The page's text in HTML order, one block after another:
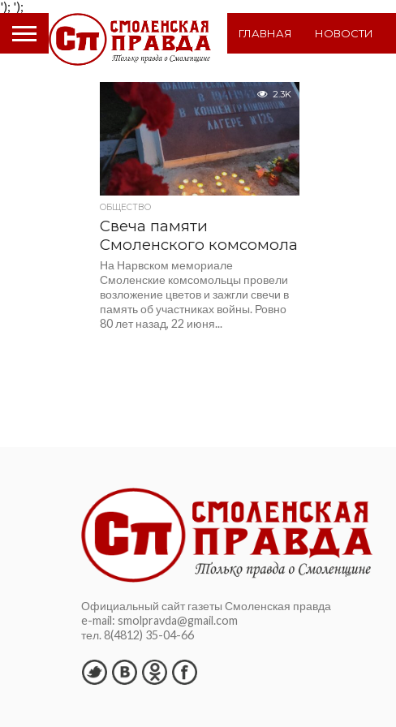
');
ГЛАВНАЯ НОВОСТИ
2.3K
ОБЩЕСТВО
Свеча памяти
Смоленского комсомола
На Нарвском мемориале
Смоленские комсомольцы провели
возложение цветов и зажгли свечи в
память об участниках войны. Ровно
80 лет назад, 22 июня...
Официальный сайт газеты Смоленская правда
e-mail: smolpravda@gmail.com
тел. 8(4812) 35-04-66
');